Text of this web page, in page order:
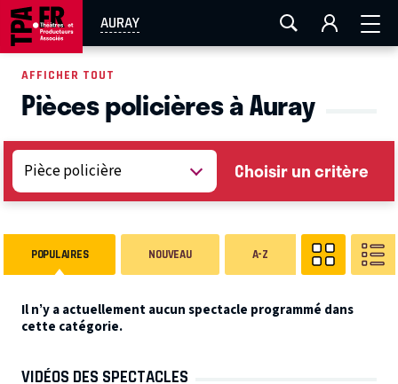
AURAY
AIX-MARSEILLE LA ROCHELLE
EN TOURNÉE
AFFICHER TOUT
Pièces policières à Auray
Choisir un critère
POPULAIRES NOUVEAU A-Z
Il n’y a actuellement aucun spectacle programmé dans
cette catégorie.
VIDÉOS DES SPECTACLES